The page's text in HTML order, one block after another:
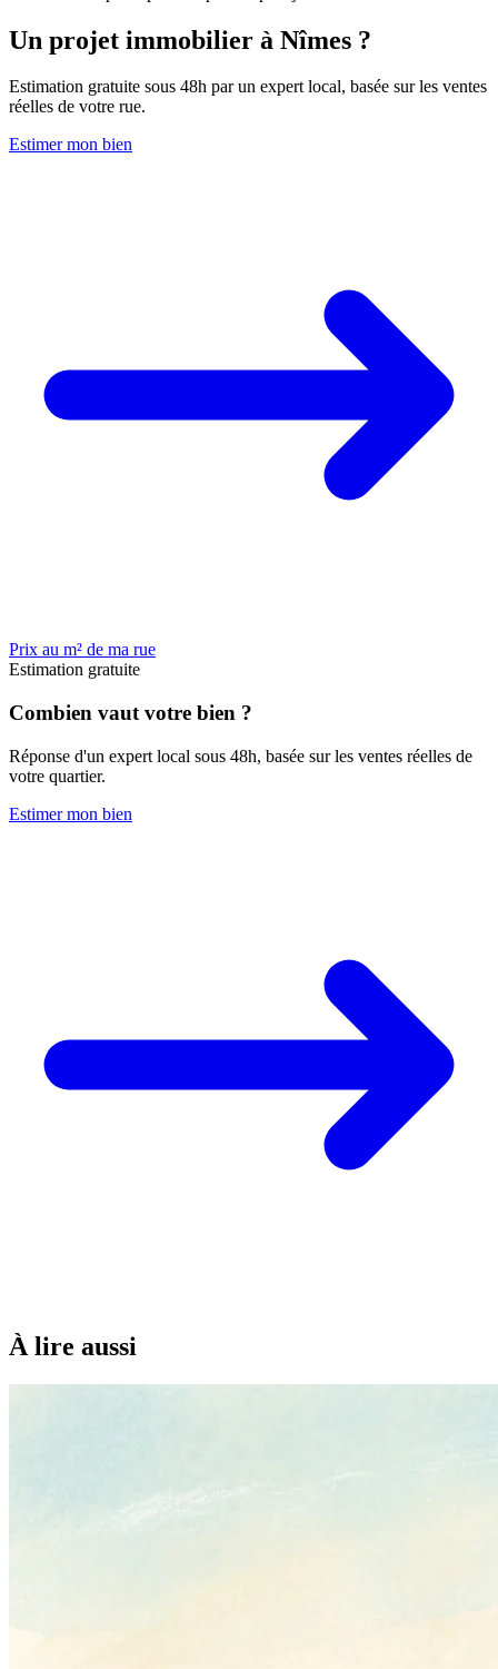
Un projet immobilier à Nîmes ?
Estimation gratuite sous 48h par un expert local, basée sur les ventes
réelles de votre rue.
Estimer mon bien
Prix au m² de ma rue
Estimation gratuite
Combien vaut votre bien ?
Réponse d'un expert local sous 48h, basée sur les ventes réelles de
votre quartier.
Estimer mon bien
À lire aussi